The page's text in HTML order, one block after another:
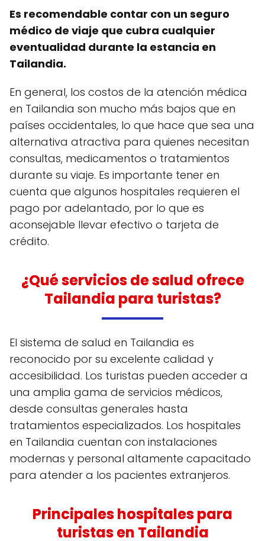
Es recomendable contar con un seguro
médico de viaje que cubra cualquier
eventualidad durante la estancia en
Tailandia.
En general, los costos de la atención médica
en Tailandia son mucho más bajos que en
países occidentales, lo que hace que sea una
alternativa atractiva para quienes necesitan
consultas, medicamentos o tratamientos
durante su viaje. Es importante tener en
cuenta que algunos hospitales requieren el
pago por adelantado, por lo que es
aconsejable llevar efectivo o tarjeta de
crédito.
¿Qué servicios de salud ofrece
Tailandia para turistas?
El sistema de salud en Tailandia es
reconocido por su excelente calidad y
accesibilidad. Los turistas pueden acceder a
una amplia gama de servicios médicos,
desde consultas generales hasta
tratamientos especializados. Los hospitales
en Tailandia cuentan con instalaciones
modernas y personal altamente capacitado
para atender a los pacientes extranjeros.
Principales hospitales para
turistas en Tailandia